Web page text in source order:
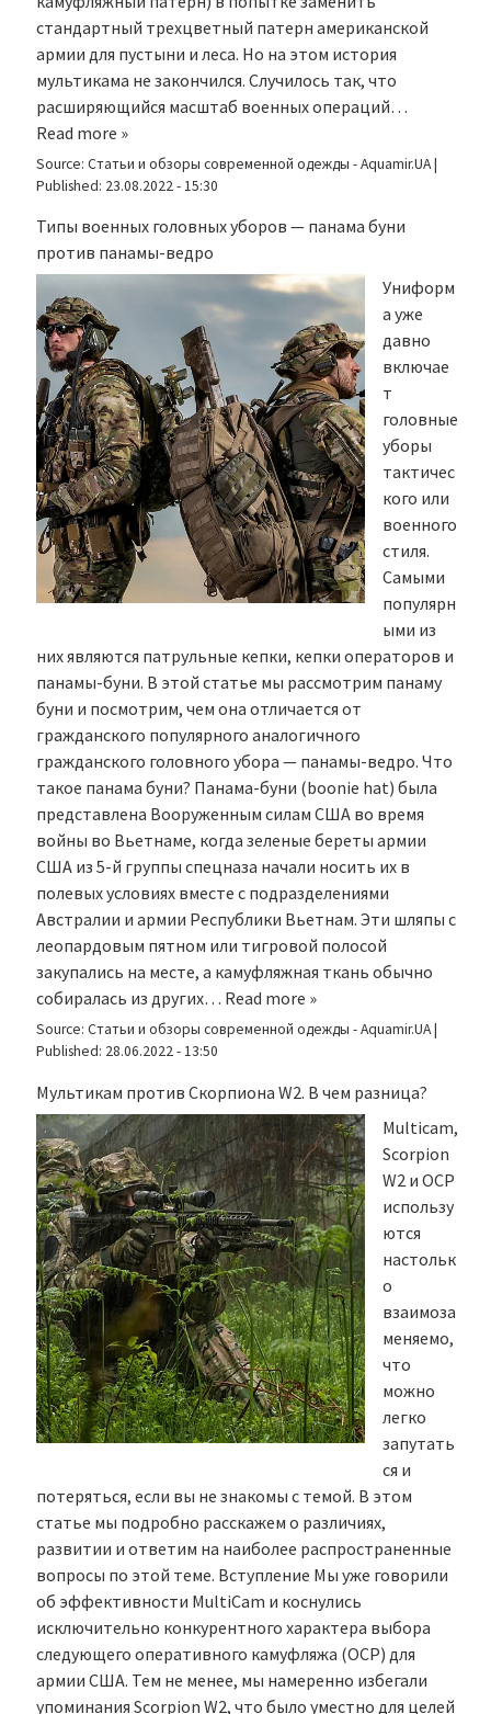
стандартный трехцветный патерн американской
армии для пустыни и леса. Но на этом история
мультикама не закончился. Случилось так, что
расширяющийся масштаб военных операций…
Read more »
Source: Статьи и обзоры современной одежды - Aquamir.UA|
Published: 23.08.2022 - 15:30
Типы военных головных уборов — панама буни
против панамы-ведро
Униформ
а уже
давно
включае
т
головные
уборы
тактичес
кого или
военного
стиля.
Самыми
популярн
ыми из
них являются патрульные кепки, кепки операторов и
панамы-буни. В этой статье мы рассмотрим панаму
буни и посмотрим, чем она отличается от
гражданского популярного аналогичного
гражданского головного убора — панамы-ведро. Что
такое панама буни? Панама-буни (boonie hat) была
представлена Вооруженным силам США во время
войны во Вьетнаме, когда зеленые береты армии
США из 5-й группы спецназа начали носить их в
полевых условиях вместе с подразделениями
Австралии и армии Республики Вьетнам. Эти шляпы с
леопардовым пятном или тигровой полосой
закупались на месте, а камуфляжная ткань обычно
собиралась из других… Read more »
Source: Статьи и обзоры современной одежды - Aquamir.UA|
Published: 28.06.2022 - 13:50
Мультикам против Скорпиона W2. В чем разница?
Multicam,
Scorpion
W2 и OCP
использу
ются
настольк
о
взаимоза
меняемо,
что
можно
легко
запутать
ся и
потеряться, если вы не знакомы с темой. В этом
статье мы подробно расскажем о различиях,
развитии и ответим на наиболее распространенные
вопросы по этой теме. Вступление Мы уже говорили
об эффективности MultiCam и коснулись
исключительно конкурентного характера выбора
следующего оперативного камуфляжа (OCP) для
армии США. Тем не менее, мы намеренно избегали
упоминания Scorpion W2, что было уместно для целей